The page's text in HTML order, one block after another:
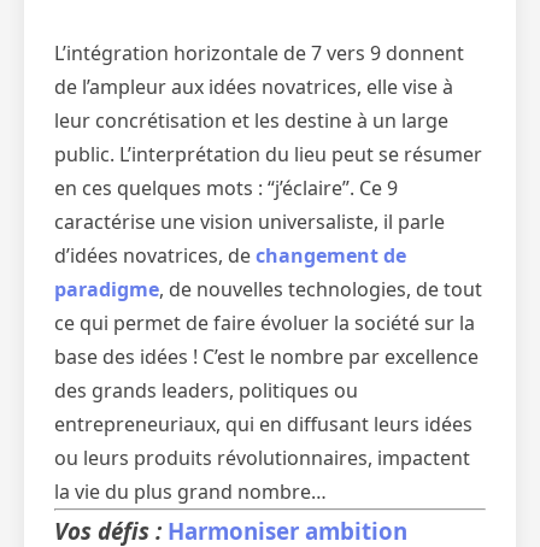
L’intégration horizontale de 7 vers 9 donnent
de l’ampleur aux idées novatrices, elle vise à
leur concrétisation et les destine à un large
public. L’interprétation du lieu peut se résumer
en ces quelques mots : “j’éclaire”. Ce 9
caractérise une vision universaliste, il parle
d’idées novatrices, dechangement de
paradigme, de nouvelles technologies, de tout
ce qui permet de faire évoluer la société sur la
base des idées ! C’est le nombre par excellence
des grands leaders, politiques ou
entrepreneuriaux, qui en diffusant leurs idées
ou leurs produits révolutionnaires, impactent
la vie du plus grand nombre…
Vos défis : Harmoniser ambition